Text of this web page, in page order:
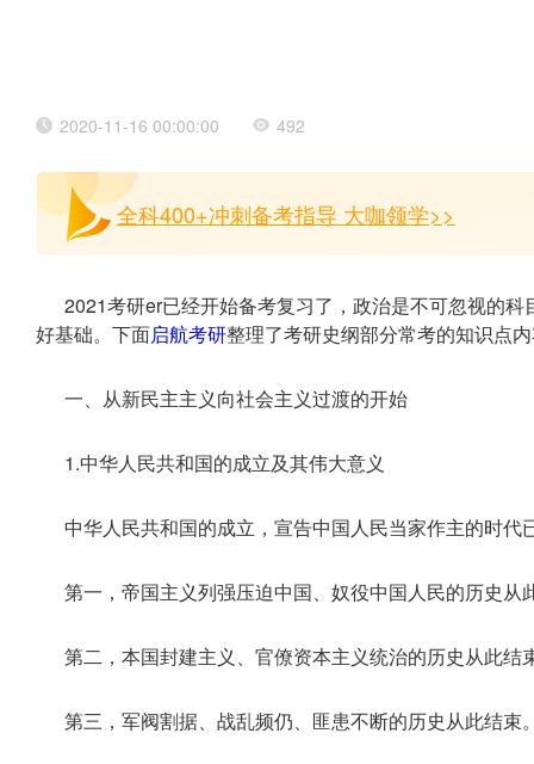
2020-11-16 00:00:00 492
全科400+冲刺备考指导 大咖领学>>
2021考研er已经开始备考复习了，政治是不可忽视的
好基础。下面启航考研整理了考研史纲部分常考的知识点
一、从新民主主义向社会主义过渡的开始
1.中华人民共和国的成立及其伟大意义
中华人民共和国的成立，宣告中国人民当家作主的时
第一，帝国主义列强压迫中国、奴役中国人民的历史从
第二，本国封建主义、官僚资本主义统治的历史从此结
第三，军阀割据、战乱频仍、匪患不断的历史从此结束